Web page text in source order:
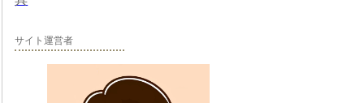
サイト運営者